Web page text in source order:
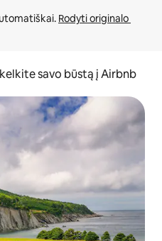
Rodyti originalo
savo būstą į Airbnb